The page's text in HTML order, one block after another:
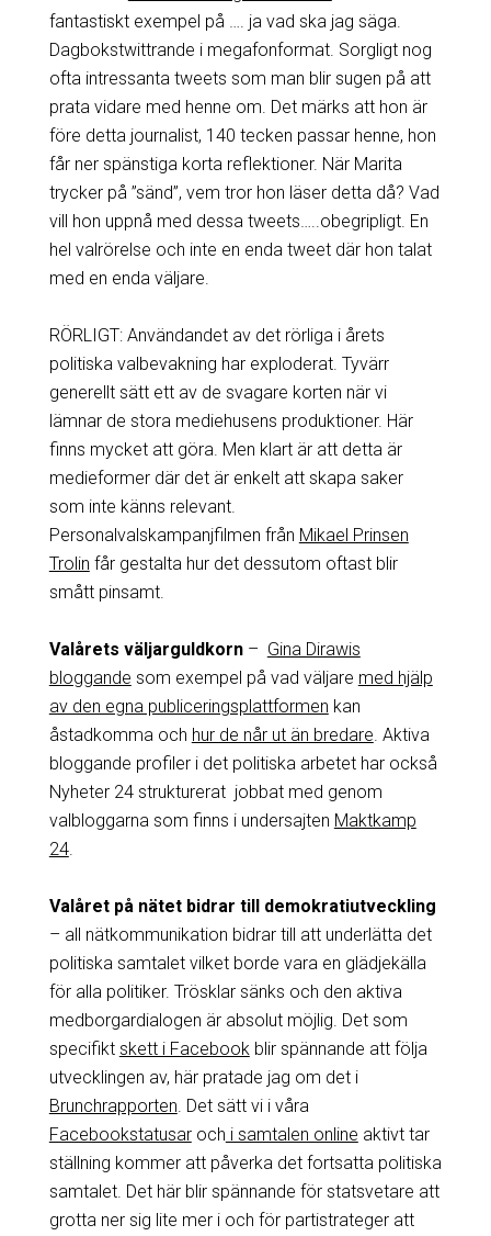
fantastiskt exempel på …. ja vad ska jag säga.
Dagbokstwittrande i megafonformat. Sorgligt nog
ofta intressanta tweets som man blir sugen på att
prata vidare med henne om. Det märks att hon är
före detta journalist, 140 tecken passar henne, hon
får ner spänstiga korta reflektioner. När Marita
trycker på ”sänd”, vem tror hon läser detta då? Vad
vill hon uppnå med dessa tweets…..obegripligt. En
hel valrörelse och inte en enda tweet där hon talat
med en enda väljare.
RÖRLIGT: Användandet av det rörliga i årets
politiska valbevakning har exploderat. Tyvärr
generellt sätt ett av de svagare korten när vi
lämnar de stora mediehusens produktioner. Här
finns mycket att göra. Men klart är att detta är
medieformer där det är enkelt att skapa saker
som inte känns relevant.
Personalvalskampanjfilmen från Mikael Prinsen
Trolin får gestalta hur det dessutom oftast blir
smått pinsamt.
Valårets väljarguldkorn– Gina Dirawis
bloggande som exempel på vad väljare med hjälp
av den egna publiceringsplattformen kan
åstadkomma och hur de når ut än bredare . Aktiva
bloggande profiler i det politiska arbetet har också
Nyheter 24 strukturerat jobbat med genom
valbloggarna som finns i undersajten Maktkamp
24.
Valåret på nätet bidrar till demokratiutveckling
– all nätkommunikation bidrar till att underlätta det
politiska samtalet vilket borde vara en glädjekälla
för alla politiker. Trösklar sänks och den aktiva
medborgardialogen är absolut möjlig. Det som
specifikt skett i Facebook blir spännande att följa
utvecklingen av, här pratade jag om det i
Brunchrapporten . Det sätt vi i våra
Facebookstatusaroch i samtalen online aktivt tar
ställning kommer att påverka det fortsatta politiska
samtalet. Det här blir spännande för statsvetare att
grotta ner sig lite mer i och för partistrateger att